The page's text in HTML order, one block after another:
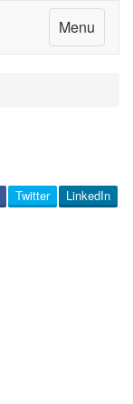
Menu
LinkedIn
Twitter